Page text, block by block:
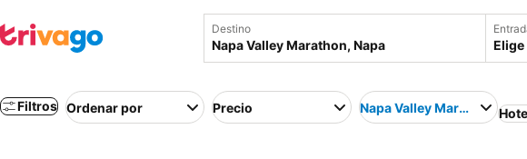
Destino
Elige
Filtros Ordenar por Precio Napa Valley Marathon